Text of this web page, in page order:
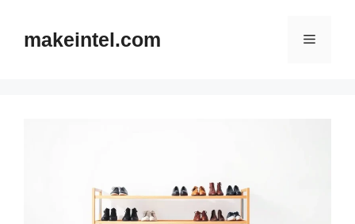
makeintel.com 메